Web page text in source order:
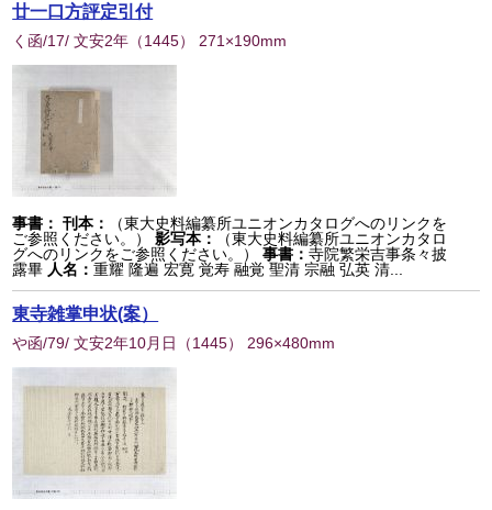
廿一口方評定引付
く函/17/ 文安2年 （1445） 271×190mm
事書： 刊本：
（東大史料編纂所ユニオンカタログへのリンクを
ご参照ください。）
影写本：
（東大史料編纂所ユニオンカタロ
グへのリンクをご参照ください。）
事書：寺院繁栄吉事条々披
露畢 人名：重耀 隆遍 宏寛 覚寿 融覚 聖清 宗融 弘英 清...
東寺雑掌申状(案）
や函/79/ 文安2年10月日 （1445） 296×480mm